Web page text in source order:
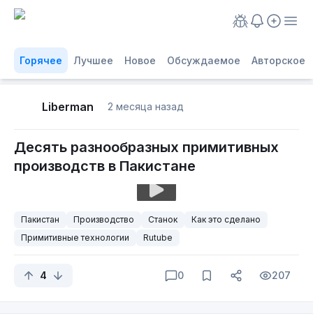
Горячее Лучшее Новое Обсуждаемое Авторское
Liberman 2 месяца назад
Десять разнообразных примитивных
производств в Пакистане
Пакистан Производство Станок
Как это сделано
Примитивные технологии
Rutube
4 0 207